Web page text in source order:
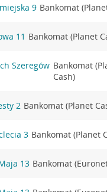
9 Bankomat
11 Bankomat (Planet
Szeregów Bankomat
Cash)
2 Bankomat (Planet
3 Bankomat (Planet
13 Bankomat